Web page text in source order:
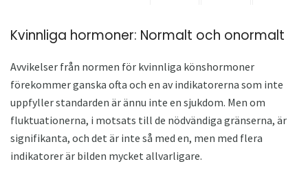
Kvinnliga hormoner: Normalt och onormalt
Avvikelser från normen för kvinnliga könshormoner
förekommer ganska ofta och en av indikatorerna som inte
uppfyller standarden är ännu inte en sjukdom. Men om
fluktuationerna, i motsats till de nödvändiga gränserna, är
signifikanta, och det är inte så med en, men med flera
indikatorer är bilden mycket allvarligare.